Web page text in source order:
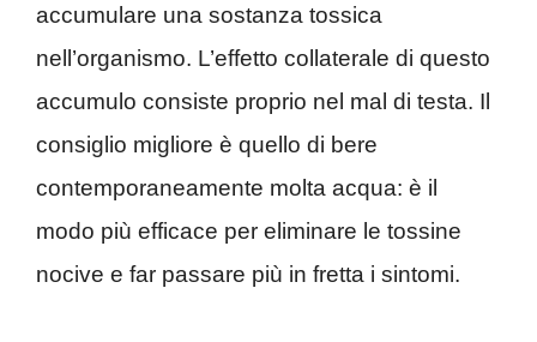
accumulare una sostanza tossica
nell’organismo. L’effetto collaterale di questo
accumulo consiste proprio nel mal di testa. Il
consiglio migliore è quello di bere
contemporaneamente molta acqua: è il
modo più efficace per eliminare le tossine
nocive e far passare più in fretta i sintomi.